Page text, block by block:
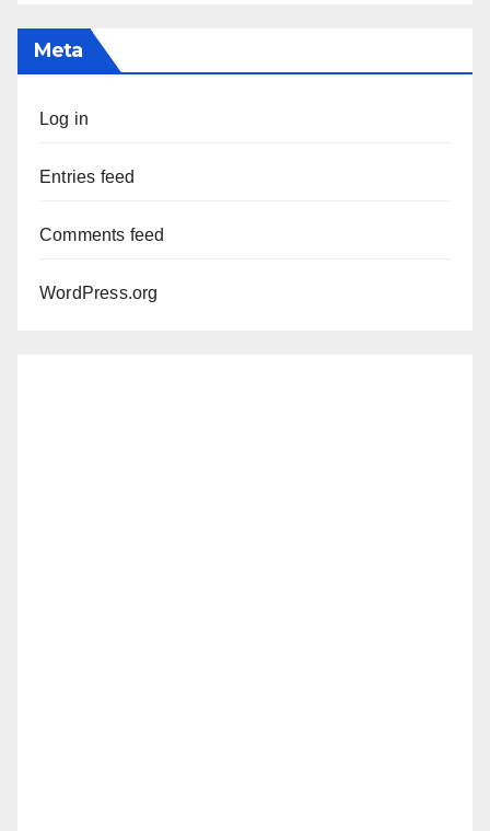
Meta
Log in
Entries feed
Comments feed
WordPress.org